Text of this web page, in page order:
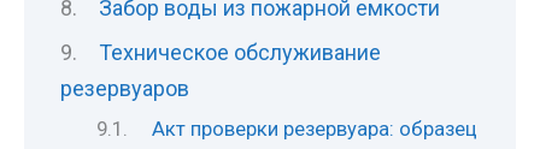
Забор воды из пожарной емкости
Техническое обслуживание
резервуаров
Акт проверки резервуара: образец